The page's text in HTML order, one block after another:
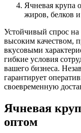
Ячневая крупа
жиров, белков и
Устойчивый спрос
высоким качеством,
вкусовыми
гибкие условия
вашего бизнеса.
гарантирует
своевременную
Ячневая
оптом